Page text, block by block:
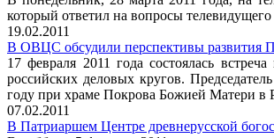
который ответил на вопросы телевидущего
19.02.2011
В ОВЦС обсудили перспективы развития
17 февраля 2011 года состоялась
российских деловых кругов.
году при храме Покрова Божией Матери в
07.02.2011
В Патриаршем Центре древнерусской